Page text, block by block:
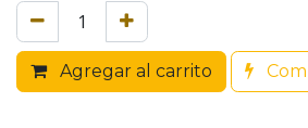
Agregar al carrito